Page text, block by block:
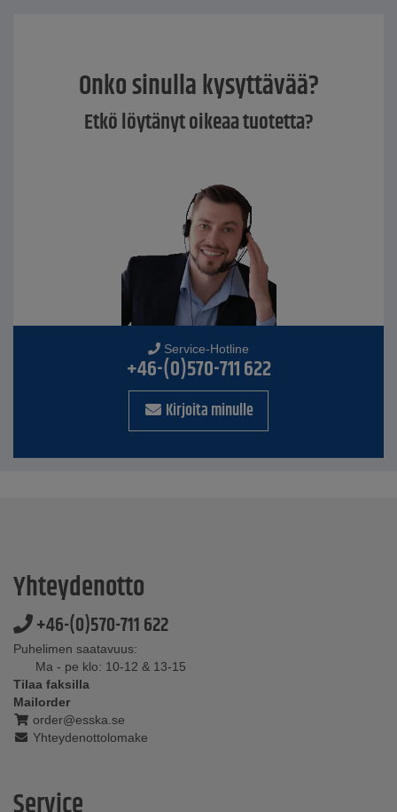
Onko sinulla kysyttävää?
Etkö löytänyt oikeaa tuotetta?
Service-Hotline
+46-(0)570-711 622
Kirjoita minulle
Yhteydenotto
+46-(0)570-711 622
Puhelimen saatavuus:
Ma - pe klo: 10-12 & 13-15
Tilaa faksilla
Mailorder
order@esska.se
Yhteydenottolomake